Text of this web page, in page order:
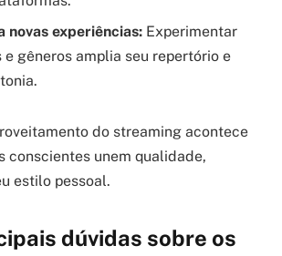
novas experiências: Experimentar
e gêneros amplia seu repertório e
do streaming acontece
conscientes unem qualidade,
estilo pessoal.
dúvidas sobre os